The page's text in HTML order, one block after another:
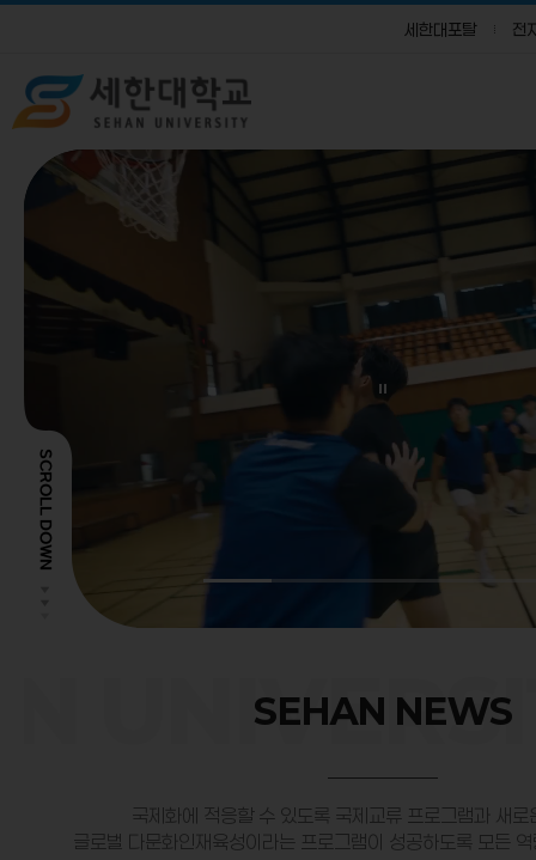
세한대포탈 전
SCROLL DOWN
SEHAN NEWS
국제화에 적응할 수 있도록 국제교류 프로그램과 새로
글로벌 다문화인재육성이라는 프로그램이 성공하도록 모든